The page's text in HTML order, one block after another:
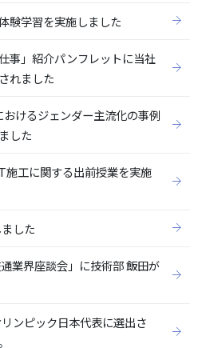
験学習を実施しました
事」紹介パンフレットに当社
れました
けるジェンダー主流化の事例
した
施工に関する出前授業を実施
した
業界座談会」に技術部 飯田が
ンピック日本代表に選出さ